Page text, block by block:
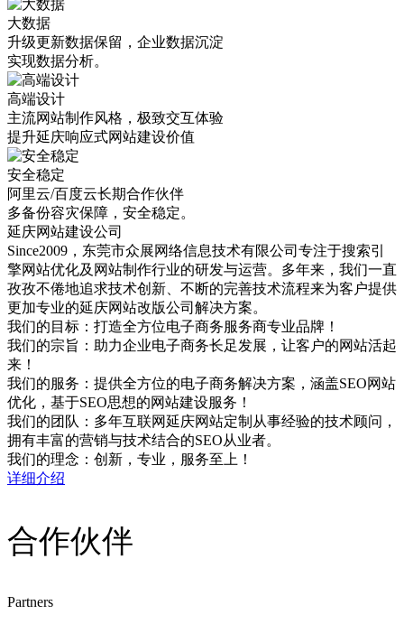
大数据
升级更新数据保留，企业数据沉淀
实现数据分析。
高端设计
主流网站制作风格，极致交互体验
提升延庆响应式网站建设价值
安全稳定
阿里云/百度云长期合作伙伴
多备份容灾保障，安全稳定。
延庆网站建设公司
Since2009，东莞市众展网络信息技术有限公司专注于搜索引
擎网站优化及网站制作行业的研发与运营。多年来，我们一直
孜孜不倦地追求技术创新、不断的完善技术流程来为客户提供
更加专业的延庆网站改版公司解决方案。
我们的目标：打造全方位电子商务服务商专业品牌！
我们的宗旨：助力企业电子商务长足发展，让客户的网站活起
来！
我们的服务：提供全方位的电子商务解决方案，涵盖SEO网站
优化，基于SEO思想的网站建设服务！
我们的团队：多年互联网延庆网站定制从事经验的技术顾问，
拥有丰富的营销与技术结合的SEO从业者。
我们的理念：创新，专业，服务至上！
详细介绍
合作伙伴
Partners